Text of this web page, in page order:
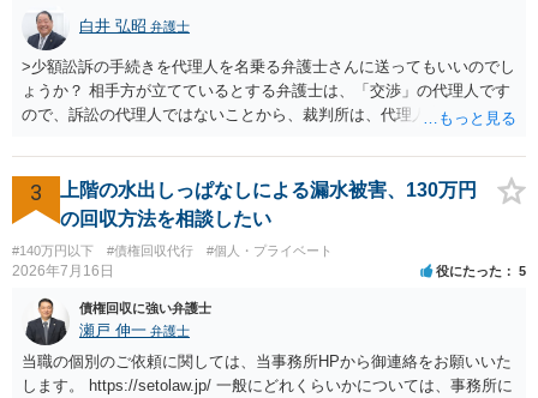
求めるものにすぎません。貴殿の仕入先との取引関係や返金時期など
の内部事情は、私に対する返還義務の発生や履行時期には何ら影響を
及ぼすものではありません。 これ以上、本件の解決を不必要に遅延さ
せることなく、誠意をもって速やかに返金手続を履行されるよう、強
く求めます。 以上
白井 弘昭 弁護士
>少額訟訴の手続きを代理人を名乗る弁護士さんに送ってもいいのでし
ょうか？ 相手方が立てているとする弁護士は、「交渉」の代理人です
ので、訴訟の代理人ではないことから、裁判所は、代理人宛ての訴状
ている場合は、相手方（被告）の住所で訴状を作成提出し、裁判所に
代理人が就いていたことを知らせると（訴状の記載内容から明らかな
場合も）、裁判所が当該代理人弁護士に事前連絡し、引き続き訴訟も
受任するかを聞いたうえで、受任の意志が明らかになったところで、
直接被告に送達するのではなく、代理人に訴状の受領を促すこともあ
ります。 ラインのやり取りでしか証拠がないと、実際の本人性が明ら
かではありません。もちろん弁護士（２０万円の請求で代理人弁護士
に委任するかも疑わしいのですが）も住所は明らかにしないでしょ
う。 何か本人を示す事実（振込先などの情報）から、相手の住所等の
情報を割り出していくしかないように思えます。 以上、ご参考まで。
3
上階の水出しっぱなしによる漏水被害、130万円
の回収方法を相談したい
#140万円以下 #債権回収代行 #個人・プライベート
2026年7月16日 役にたった 5
債権回収に強い弁護士
瀬戸 伸一 弁護士
当職の個別のご依頼に関しては、当事務所HPから御連絡をお願いいた
します。 https://setolaw.jp/ 一般にどれくらいかについては、事務所に